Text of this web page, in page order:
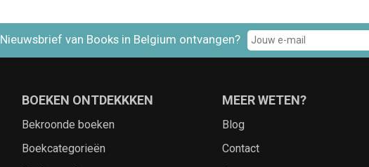
Nieuwsbrief van Books in Belgium ontvangen?
BOEKEN ONTDEKKKEN
Bekroonde boeken
Boekcategorieën
MEER WETEN?
Blog
Contact